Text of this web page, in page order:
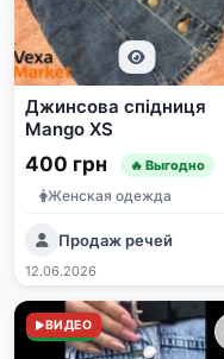
Джинсова спідниця
Mango XS
400 грн 🔥 Выгодно
Женская одежда
Продаж речей
12.06.2026
Новое
ВИДЕО